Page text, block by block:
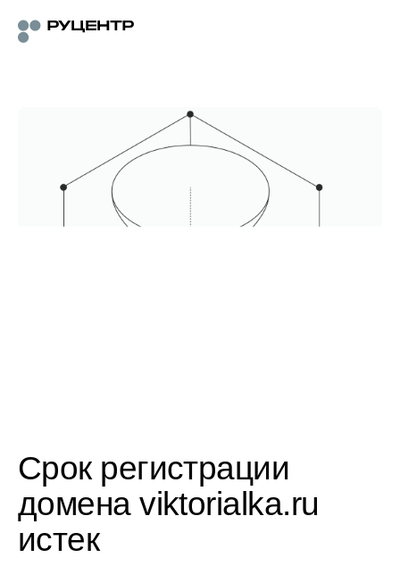
Срок регистрации
домена viktorialka.ru
истек